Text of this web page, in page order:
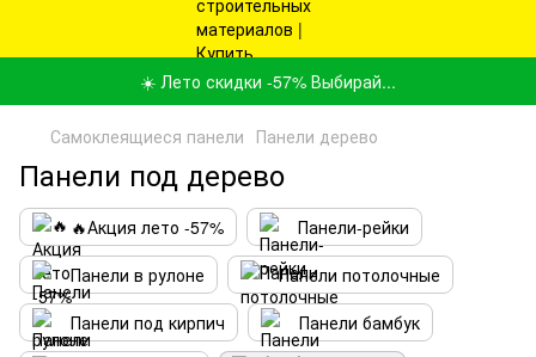
☀️ Лето скидки -57% Выбирай...
Самоклеящиеся панели Панели дерево
Панели под дерево
🔥Акция лето -57%
Панели-рейки
Панели в рулоне
Панели потолочные
Панели под кирпич
Панели бамбук